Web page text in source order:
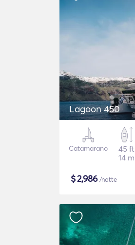
Lagoon 450
Catamarano
45 ft
14 m
$2,986/notte